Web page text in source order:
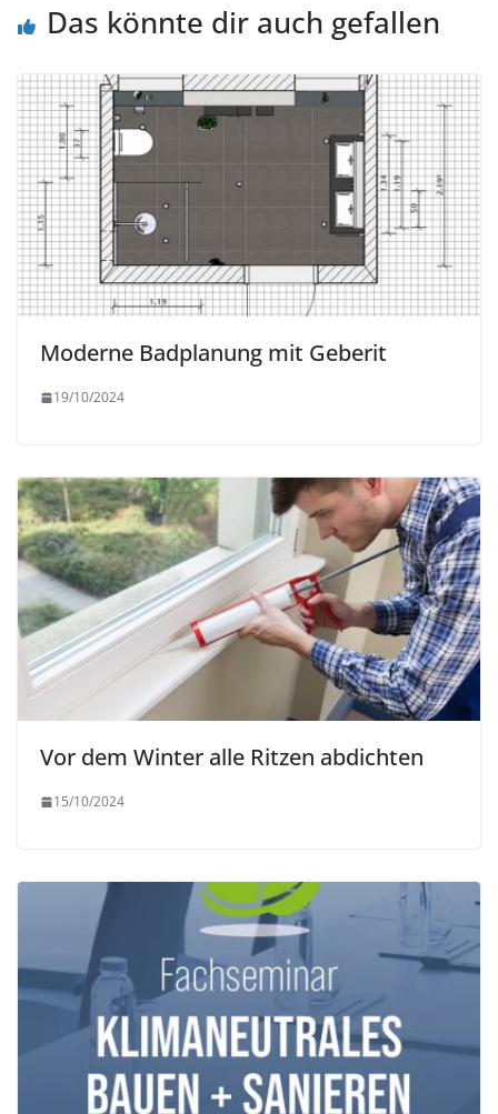
Das könnte dir auch gefallen
Moderne Badplanung mit Geberit
19/10/2024
Vor dem Winter alle Ritzen abdichten
15/10/2024